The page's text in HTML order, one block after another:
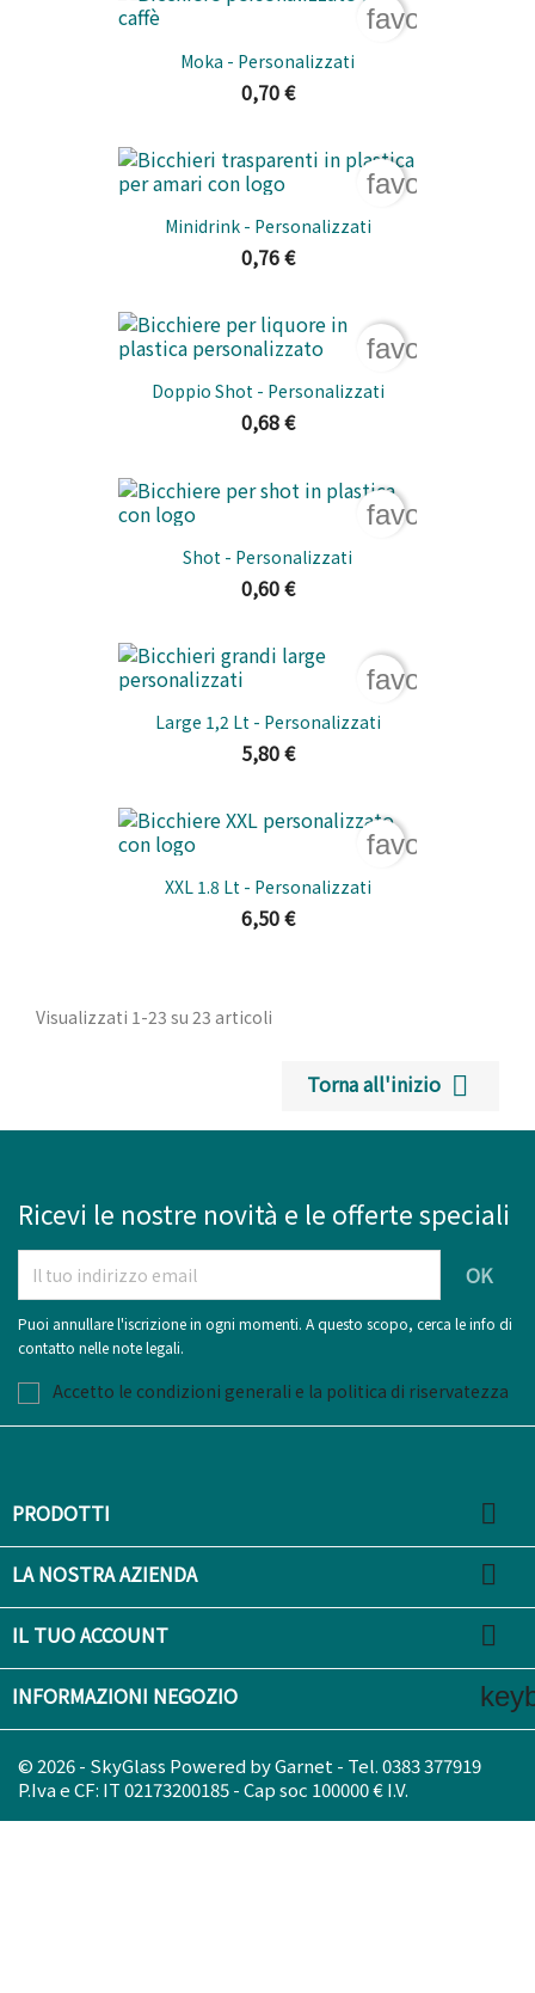
Moka - Personalizzati
0,70 €
Minidrink - Personalizzati
0,76 €
Doppio Shot - Personalizzati
0,68 €
Shot - Personalizzati
0,60 €
Large 1,2 Lt - Personalizzati
5,80 €
XXL 1.8 Lt - Personalizzati
6,50 €
Visualizzati 1-23 su 23 articoli
Torna all'inizio 
Ricevi le nostre novità e le offerte speciali
Puoi annullare l'iscrizione in ogni momenti. A questo scopo, cerca le info di
contatto nelle note legali.
Accetto le condizioni generali e la politica di riservatezza
PRODOTTI 
LA NOSTRA AZIENDA 
IL TUO ACCOUNT 
INFORMAZIONI NEGOZIO
© 2026 - SkyGlass Powered by Garnet - Tel. 0383 377919
P.Iva e CF: IT 02173200185 - Cap soc 100000 € I.V.